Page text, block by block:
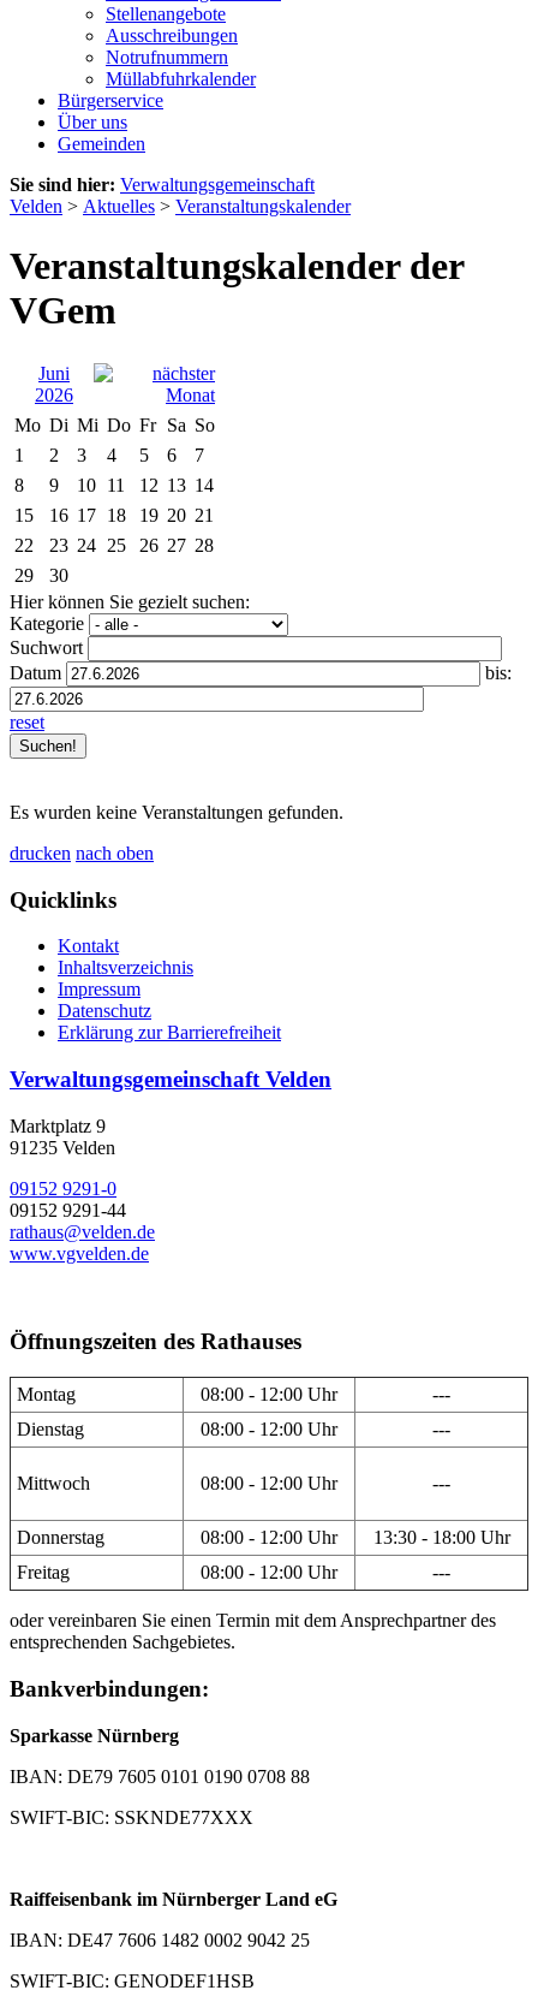
Stellenangebote
Ausschreibungen
Notrufnummern
Müllabfuhrkalender
Bürgerservice
Über uns
Gemeinden
Sie sind hier: Verwaltungsgemeinschaft
Velden > Aktuelles > Veranstaltungskalender
Veranstaltungskalender der
VGem
Juni
2026
Mo Di Mi Do Fr Sa So
1
2 3 4 5 6
7
8
9 10 11 12 13 14
15
16 17 18 19 20 21
22
23 24 25 26 27 28
29
30
Hier können Sie gezielt suchen:
Kategorie
Suchwort
Datum
bis:
reset
Es wurden keine Veranstaltungen gefunden.
drucken nach oben
Quicklinks
Kontakt
Inhaltsverzeichnis
Impressum
Datenschutz
Erklärung zur Barrierefreiheit
Verwaltungsgemeinschaft Velden
Marktplatz 9
91235 Velden
09152 9291-0
09152 9291-44
rathaus@velden.de
www.vgvelden.de
Öffnungszeiten des Rathauses
Montag 08:00 - 12:00 Uhr
---
Dienstag
08:00 - 12:00 Uhr ---
Mittwoch 08:00 - 12:00 Uhr ---
Donnerstag 08:00 - 12:00 Uhr
13:30 - 18:00 Uhr
Freitag
08:00 - 12:00 Uhr ---
oder vereinbaren Sie einen Termin mit dem Ansprechpartner des
entsprechenden Sachgebietes.
Bankverbindungen:
Sparkasse Nürnberg
IBAN: DE79 7605 0101 0190 0708 88
SWIFT-BIC: SSKNDE77XXX
Raiffeisenbank im Nürnberger Land eG
IBAN: DE47 7606 1482 0002 9042 25
SWIFT-BIC: GENODEF1HSB